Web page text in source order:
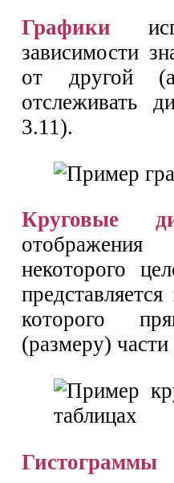
Графики
зависимости
от другой
отслеживать
3.11).
Круговые
некоторого
которого
(размеру)
Гистограммы